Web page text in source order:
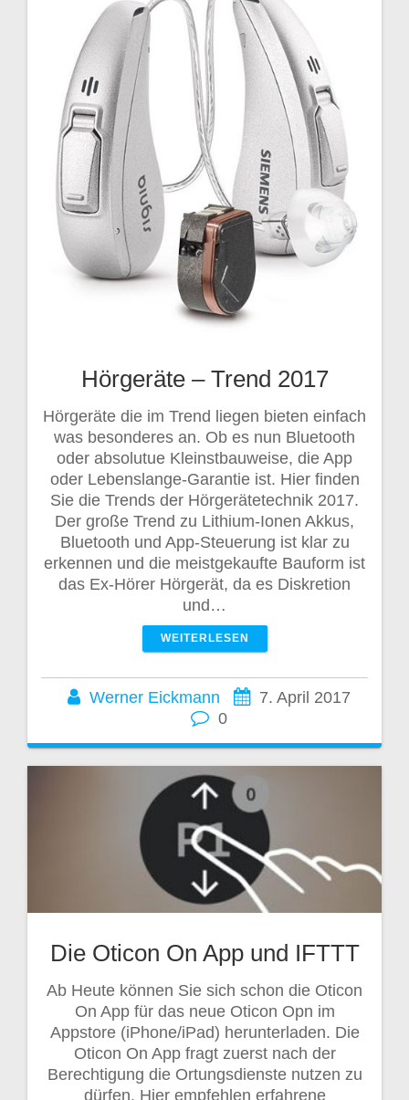
Hörgeräte – Trend 2017
Hörgeräte die im Trend liegen bieten einfach
was besonderes an. Ob es nun Bluetooth
oder absolutue Kleinstbauweise, die App
oder Lebenslange-Garantie ist. Hier finden
Sie die Trends der Hörgerätetechnik 2017.
Der große Trend zu Lithium-Ionen Akkus,
Bluetooth und App-Steuerung ist klar zu
erkennen und die meistgekaufte Bauform ist
das Ex-Hörer Hörgerät, da es Diskretion
und…
WEITERLESEN
Werner Eickmann
7. April 2017
0
Die Oticon On App und IFTTT
Ab Heute können Sie sich schon die Oticon
On App für das neue Oticon Opn im
Appstore (iPhone/iPad) herunterladen. Die
Oticon On App fragt zuerst nach der
Berechtigung die Ortungsdienste nutzen zu
dürfen. Hier empfehlen erfahrene